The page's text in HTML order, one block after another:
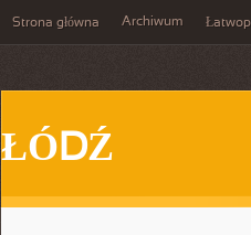
Strona główna Archiwum
ŁÓDŹ